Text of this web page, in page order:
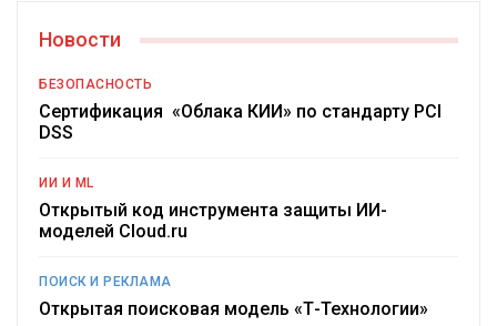
Новости
БЕЗОПАСНОСТЬ
Сертификация «Облака КИИ» по стандарту PCI
DSS
ИИ И ML
Открытый код инструмента защиты ИИ-
моделей Cloud.ru
ПОИСК И РЕКЛАМА
Открытая поисковая модель «Т-Технологии»